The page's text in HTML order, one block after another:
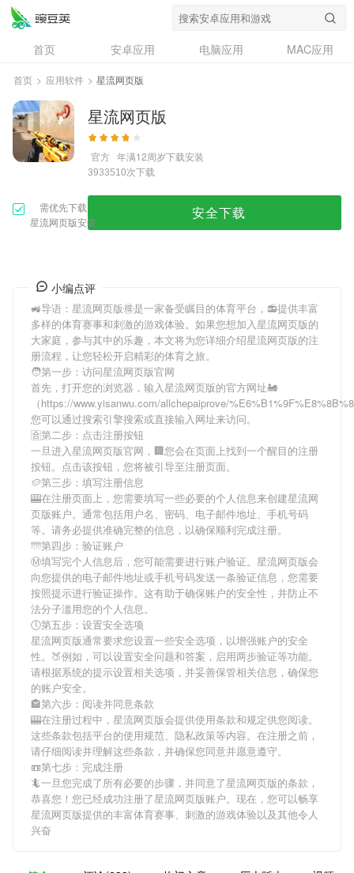
首页 安卓应用 电脑应用
MAC应用
资讯
专题
问答
首页 > 应用软件 > 星流网页版
星流网页版
官方 年满12周岁下载安装
3933510次下载
需优先下载
星流网页版安装
安全下载
小编点评
🚜导语： 星流网页版🉐是一家备受瞩目的体育平台，📻提供丰富
多样的体育赛事和刺激的游戏体验。如果您想加入星流网页版的
大家庭，参与其中的乐趣，本文将为您详细介绍星流网页版的注
册流程，让您轻松开启精彩的体育之旅。
🧑第一步：访问星流网页版官网
首先，打开您的浏览器，输入星流网页版的官方网址🚂
（https://www.yisanwu.com/allchepaiprove/
您可以通过搜索引擎搜索或直接输入网址来访问。
🈴第二步：点击注册按钮
一旦进入星流网页版官网，🏢您会在页面上找到一个醒目的注册
按钮。点击该按钮，您将被引导至注册页面。
🥔第三步：填写注册信息
🎰在注册页面上，您需要填写一些必要的个人信息来创建星流网
页版账户。通常包括用户名、密码、电子邮件地址、手机号码
等。请务必提供准确完整的信息，以确保顺利完成注册。
🌁第四步：验证账户
Ⓜ填写完个人信息后，您可能需要进行账户验证。 星流网页版会
向您提供的电子邮件地址或手机号码发送一条验证信息，您需要
按照提示进行验证操作。这有助于确保账户的安全性，并防止不
法分子滥用您的个人信息。
🕔第五步：设置安全选项
星流网页版通常要求您设置一些安全选项，以增强账户的安全
性。🍑例如，可以设置安全问题和答案，启用两步验证等功能。
请根据系统的提示设置相关选项，并妥善保管相关信息，确保您
的账户安全。
🏤第六步：阅读并同意条款
🎰在注册过程中， 星流网页版会提供使用条款和规定供您阅读。
这些条款包括平台的使用规范、隐私政策等内容。在注册之前，
请仔细阅读并理解这些条款，并确保您同意并愿意遵守。
📼第七步：完成注册
🦎一旦您完成了所有必要的步骤，并同意了星流网页版的条款，
恭喜您！您已经成功注册了星流网页版账户。现在，您可以畅享
星流网页版提供的丰富体育赛事、刺激的游戏体验以及其他令人
兴奋